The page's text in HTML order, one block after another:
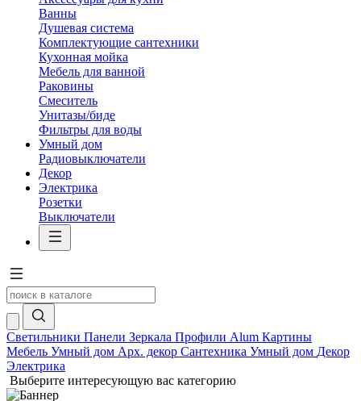
Ванны
Душевая система
Комплектующие сантехники
Кухонная мойка
Мебель для ванной
Раковины
Смеситель
Унитазы/биде
Фильтры для воды
Умный дом
Радиовыключатели
Декор
Электрика
Розетки
Выключатели
Светильники Панели Зеркала Профили Alum Картины
Мебель Умный дом Арх. декор Сантехника Умный дом Декор
Электрика
Выберите интересующую вас категорию